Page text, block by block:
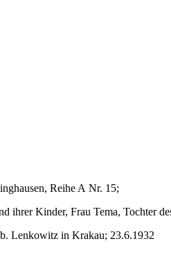
Reihe A Nr. 15;
ihrer Kinder, Frau Tema, Tochter
Lenkowitz in Krakau; 23.6.1932